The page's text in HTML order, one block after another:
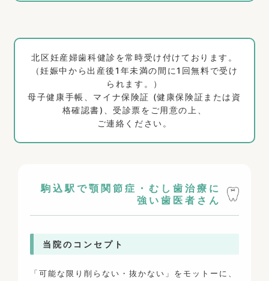
北区妊産婦歯科健診を常時受け付けております。
（妊娠中から出産後1年未満の間に1回無料で受け
られます。）
母子健康手帳、マイナ保険証 (健康保険証または資
格確認書)、受診票をご用意の上、
ご連絡ください。
駒込駅で顎関節症・むし歯治療に
強い歯医者さん
当院のコンセプト
「可能な限り削らない・抜かない」をモットーに、